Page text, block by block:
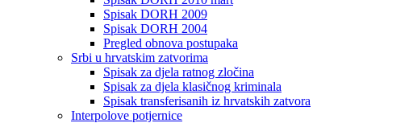
Spisak DORH 2009
Spisak DORH 2004
Pregled obnova postupaka
Srbi u hrvatskim zatvorima
Spisak za djela ratnog zločina
Spisak za djela klasičnog kriminala
Spisak transferisanih iz hrvatskih zatvora
Interpolove potjernice